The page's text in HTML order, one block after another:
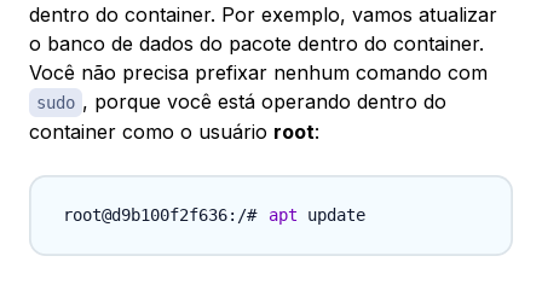
dentro do container. Por exemplo, vamos atualizar
o banco de dados do pacote dentro do container.
Você não precisa prefixar nenhum comando com
sudo , porque você está operando dentro do
container como o usuário root:
apt